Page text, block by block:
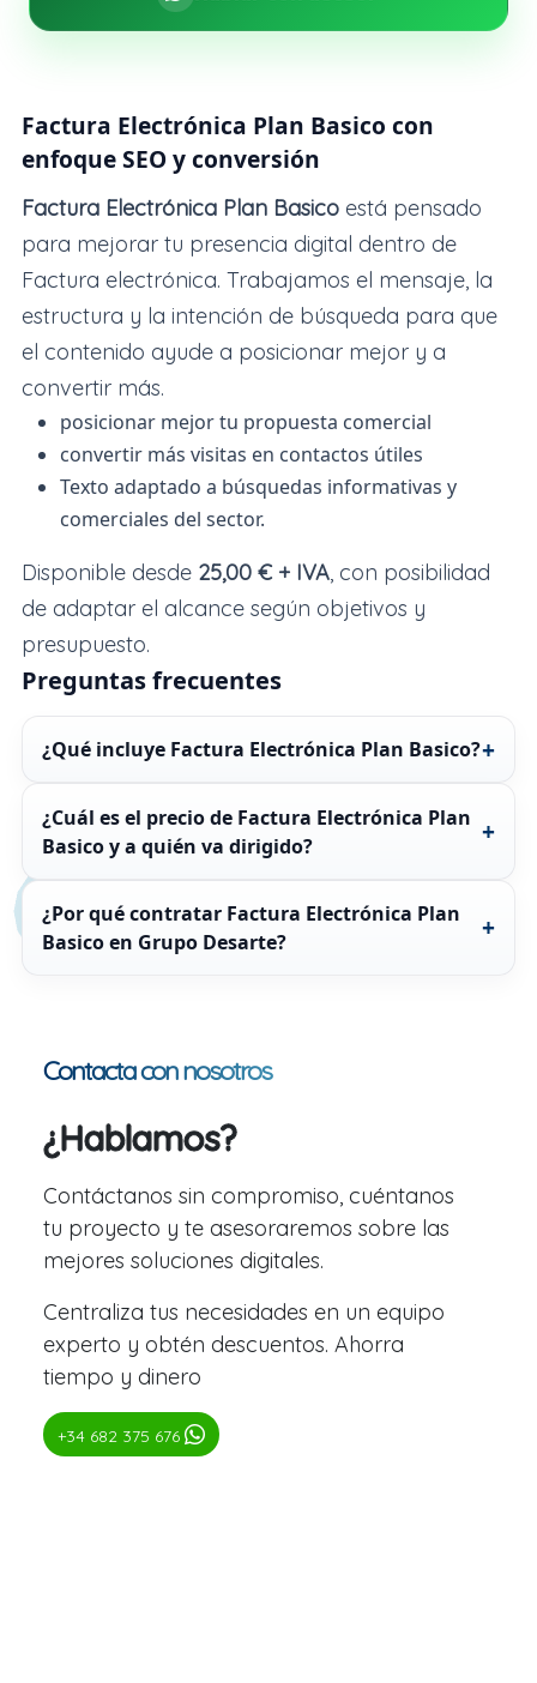
Factura Electrónica Plan Basico con
enfoque SEO y conversión
Factura Electrónica Plan Basicoestá pensado
para mejorar tu presencia digital dentro de
Factura electrónica. Trabajamos el mensaje, la
estructura y la intención de búsqueda para que
el contenido ayude a posicionar mejor y a
convertir más.
posicionar mejor tu propuesta comercial
convertir más visitas en contactos útiles
Texto adaptado a búsquedas informativas y
comerciales del sector.
Disponible desde 25,00 € + IVA, con posibilidad
de adaptar el alcance según objetivos y
presupuesto.
Preguntas frecuentes
¿Qué incluye Factura Electrónica Plan Basico?
¿Cuál es el precio de Factura Electrónica Plan
Basico y a quién va dirigido?
¿Por qué contratar Factura Electrónica Plan
Basico en Grupo Desarte?
Contacta con nosotros
¿Hablamos?
Contáctanos sin compromiso, cuéntanos
tu proyecto y te asesoraremos sobre las
mejores soluciones digitales.
Centraliza tus necesidades en un equipo
experto y obtén descuentos. Ahorra
tiempo y dinero
+34 682 375 676